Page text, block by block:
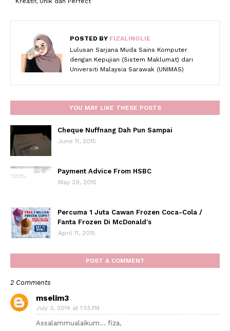
POSTED BY FIZALINOLIE
Lulusan Sarjana Muda Sains Komputer
dengan Kepujian (Sistem Maklumat) dari
Universiti Malaysia Sarawak (UNIMAS)
YOU MAY LIKE THESE POSTS
Cheque Nuffnang Dah Pun Sampai
June 11, 2015
Payment Advice From HSBC
May 29, 2015
Percuma 1 Juta Cawan Frozen Coca-Cola /
Fanta Frozen Di McDonald's
April 11, 2015
POST A COMMENT
2 Comments
mselim3
July 3, 2014 at 1:55 PM
Assalammualaikum... fiza,